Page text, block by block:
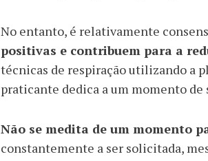
No entanto, é relativamente
positivas e contribuem para a
técnicas de respiração utilizando a
praticante dedica a um momento
Não se medita de um momento
constantemente a ser solicitada,